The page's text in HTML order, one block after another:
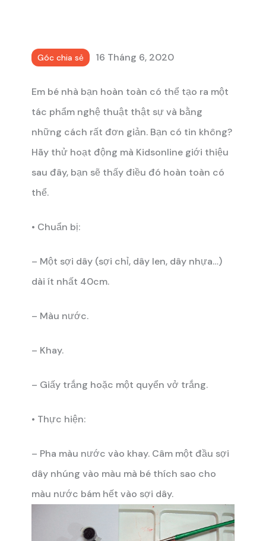
Góc chia sẻ 16 Tháng 6, 2020
Em bé nhà bạn hoàn toàn có thể tạo ra một
tác phẩm nghệ thuật thật sự và bằng
những cách rất đơn giản. Bạn có tin không?
Hãy thử hoạt động mà Kidsonline giới thiệu
sau đây, bạn sẽ thấy điều đó hoàn toàn có
thể.
• Chuẩn bị:
– Một sợi dây (sợi chỉ, dây len, dây nhựa…)
dài ít nhất 40cm.
– Màu nước.
– Khay.
– Giấy trắng hoặc một quyển vở trắng.
• Thực hiện:
– Pha màu nước vào khay. Câm một đầu sợi
dây nhúng vào màu mà bé thích sao cho
màu nước bám hết vào sợi dây.